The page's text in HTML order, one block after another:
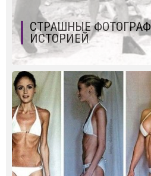
СТРАШНЫЕ
ИСТОРИЕЙ